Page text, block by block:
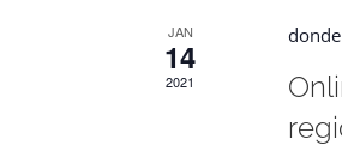
JAN
14
2021